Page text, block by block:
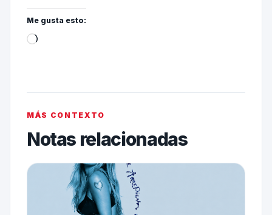
Me gusta esto:
MÁS CONTEXTO
Notas relacionadas